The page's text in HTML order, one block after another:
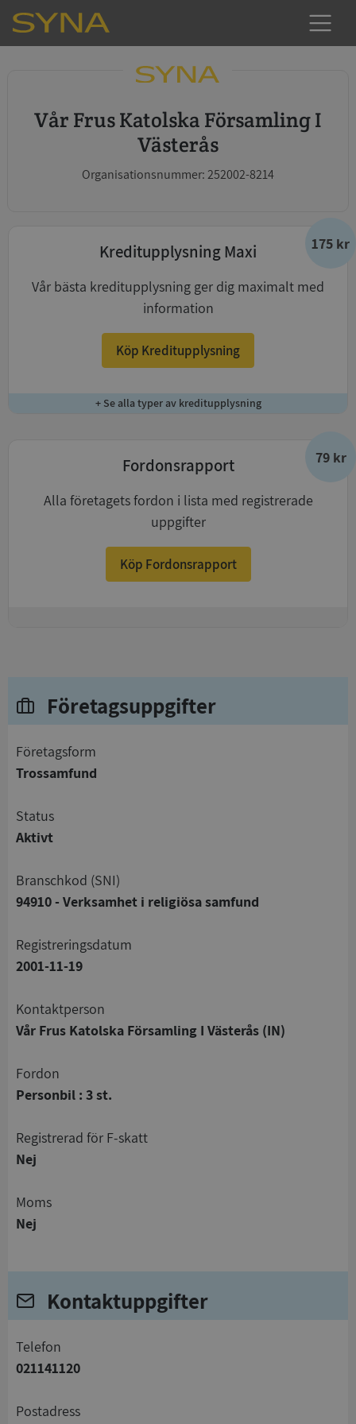
Vår Frus Katolska Församling I
Västerås
Organisationsnummer: 252002-8214
175 kr
Kreditupplysning Maxi
Vår bästa kreditupplysning ger dig maximalt med
information
Köp Kreditupplysning
+ Se alla typer av kreditupplysning
79 kr
Fordonsrapport
Alla företagets fordon i lista med registrerade
uppgifter
Köp Fordonsrapport
Företagsuppgifter
företagsform
Trossamfund
status
Aktivt
branschkod (SNI)
94910 - Verksamhet i religiösa samfund
registreringsdatum
2001-11-19
Kontaktperson
Vår Frus Katolska Församling I Västerås (IN)
Fordon
Personbil : 3 st.
registrerad för F-skatt
Nej
Moms
Nej
Kontaktuppgifter
telefon
021141120
Postadress